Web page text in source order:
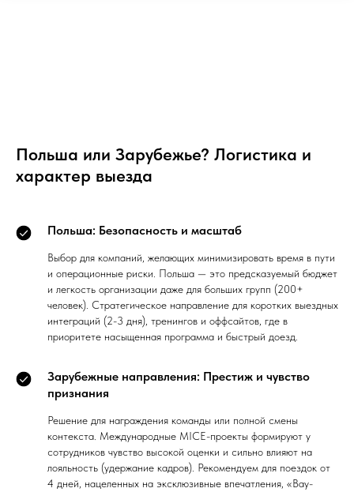
Польша или Зарубежье? Логистика и
характер выезда
Польша: Безопасность и масштаб
Выбор для компаний, желающих минимизировать время в пути
и операционные риски. Польша — это предсказуемый бюджет
и легкость организации даже для больших групп (200+
человек). Стратегическое направление для коротких выездных
интеграций (2-3 дня), тренингов и оффсайтов, где в
приоритете насыщенная программа и быстрый доезд.
Зарубежные направления: Престиж и чувство
признания
Решение для награждения команды или полной смены
контекста. Международные MICE-проекты формируют у
сотрудников чувство высокой оценки и сильно влияют на
лояльность (удержание кадров). Рекомендуем для поездок от
4 дней, нацеленных на эксклюзивные впечатления, «Вау-